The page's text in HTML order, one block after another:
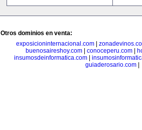
Otros dominios en venta:
exposicioninternacional.com
buenosaireshoy.com| conoceperu.com|
insumosdeinformatica.com|
guiaderosario.com